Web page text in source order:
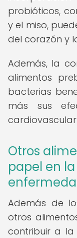
probióticos,
y el miso,
del corazón y
Además, la
alimentos
bacterias
más sus
cardiovascular.
Otros
papel en
Además de
otros
contribuir a la